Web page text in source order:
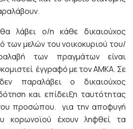
λάβει ο/η κάθε δικαιούχος
των μελών του νοικοκυριού του/
των πραγμάτων είναι
έγγραφό με τον ΑΜΚΑ. Σε
παραλάβει ο δικαιούχος
και επίδειξη ταυτότητας
προσώπου. για την αποφυγή
κορωνοϊού έχουν ληφθεί τα